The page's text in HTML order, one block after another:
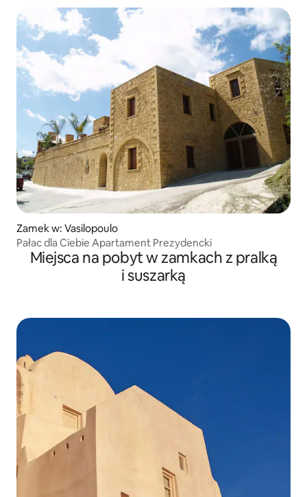
Zamek w: Vasilopoulo
Pałac dla Ciebie Apartament Prezydencki
Miejsca na pobyt w zamkach z pralką
i suszarką